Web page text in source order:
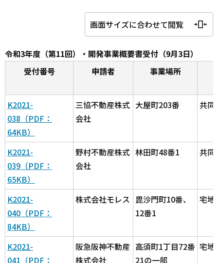
画面サイズに合わせて閲覧
令和3年度（第11回）・開発事業概要書受付（9月3日）
受付番号
申請者 事業場所
K2021-
038（PDF：
64KB）
三協不動産株式
会社
大屋町203番 共同
K2021-
039（PDF：
65KB）
野村不動産株式
会社
林田町48番1 共同
K2021-
040（PDF：
84KB）
株式会社モレス 毘沙門町10番、
12番1
宅地
K2021-
041（PDF：
阪急阪神不動産
株式会社
高須町1丁目72番
21の一部
宅地